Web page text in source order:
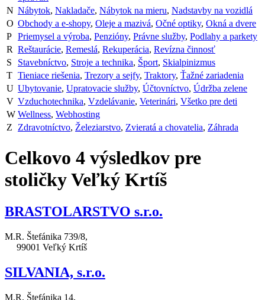
N Nábytok, Nakladače, Nábytok na mieru, Nadstavby na vozidlá
O Obchody a e-shopy, Oleje a mazivá, Očné optiky, Okná a dvere
P Priemysel a výroba, Penzióny, Právne služby, Podlahy a parkety
R Reštaurácie, Remeslá, Rekuperácia, Revízna činnosť
S
Stavebníctvo, Stroje a technika, Šport, Skialpinizmus
T Tieniace riešenia, Trezory a sejfy, Traktory, Ťažné zariadenia
U Ubytovanie, Upratovacie služby, Účtovníctvo, Údržba zelene
V Vzduchotechnika, Vzdelávanie, Veterinári, Všetko pre deti
W Wellness, Webhosting
Z
Zdravotníctvo, Železiarstvo, Zvieratá a chovatelia, Záhrada
Celkovo 4 výsledkov pre
stoličky Veľký Krtíš
BRASTOLARSTVO s.r.o.
M.R. Štefánika 739/8,
99001 Veľký Krtíš
SILVANIA, s.r.o.
M.R. Štefánika 14,